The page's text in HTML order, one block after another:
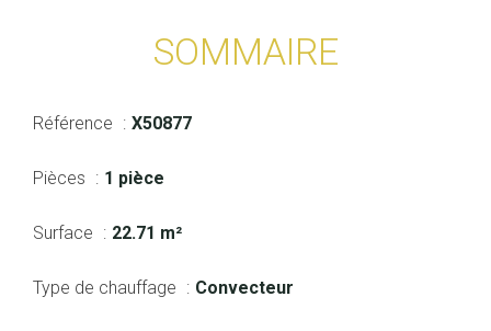
SOMMAIRE
Référence X50877
Pièces 1 pièce
Surface 22.71 m²
Type de chauffage Convecteur